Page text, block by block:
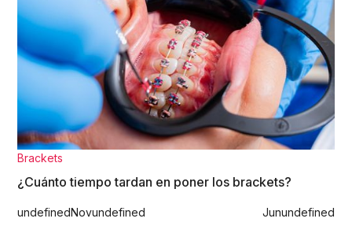
Brackets
¿Cuánto tiempo tardan en poner los brackets?
undefinedNovundefined Junundefined